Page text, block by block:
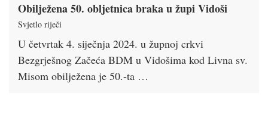
Obilježena 50. obljetnica braka u župi Vidoši
Svjetlo riječi
U četvrtak 4. siječnja 2024. u župnoj crkvi
Bezgrješnog Začeća BDM u Vidošima kod Livna sv.
Misom obilježena je 50.-ta …